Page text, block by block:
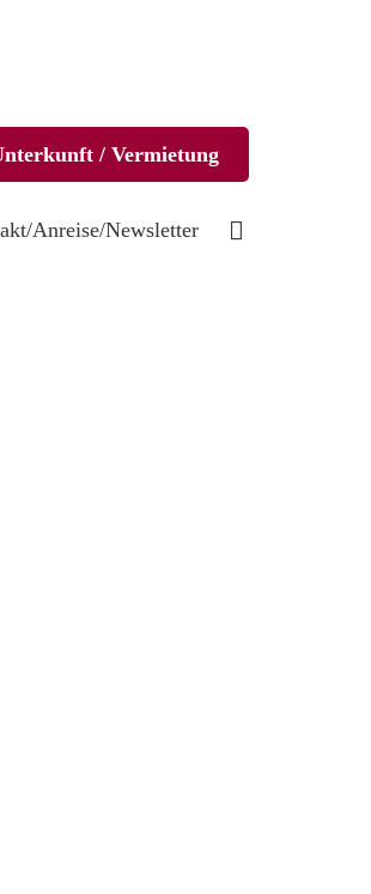
/ Vermietung
Anreise/Newsletter